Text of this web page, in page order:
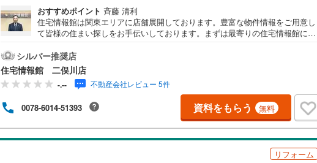
おすすめポイント 斉藤 清利
住宅情報館は関東エリアに店舗展開しております。豊富な物件情報をご用意し
て皆様の住まい探しをお手伝いしております。まずは最寄りの住宅情報館にお
は営業いたします）】「資料請求」「内覧」のお問い合わせは上記時間内です
とスムーズにご対応が可能です。スタッフ一同お客様のお問合せをお待ちして
おります。【住宅ローン相談会】開催中無理のない住宅ローンの試算やご購入
の際にかかる諸費用の概算も行っております。しっかりとした資金計画のアド
バイスをさせて頂きますので、お気軽にご相談ください。お客様第一主義をモ
ット-にお引越しをしてからも安心して住んでいただけるよう、末永く誠実に努
めさせて頂きます。住宅情報館にお越し頂けたら、物件のご紹介だけではな
く、お住まいの疑問、不安、お家の事ならなんでもご相談いただけます。お客
様の要望をお伺いしながら誠心誠意、全力でサポートさせて頂きます。お客様
一人一人に合わせたライフプランのご提案をさせていただきます。お気軽にご
シルバー推奨店
住宅情報館 二俣川店
-.-- 不動産会社レビュー 5件
0078-6014-51393 資料をもらう 無料
リフォーム
身延線(0)
武豊線(0) 高山本線（JR東海）(0)
関西本線（JR東海）
参宮線
0)
大糸線（JR西日本）
七尾線(0)
氷見線(0) 高山本線（JR西日本）(0)
収納
（3）
バルコニー、庭